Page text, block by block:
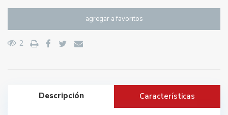
agregar a favoritos
2
Descripción Características